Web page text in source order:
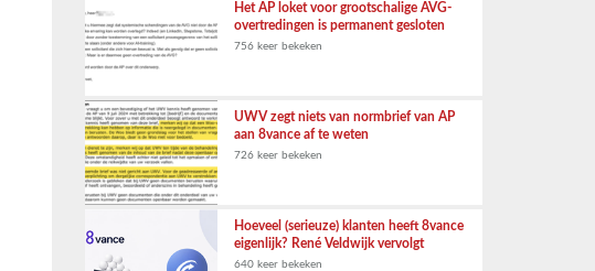
Het AP loket voor grootschalige AVG-
overtredingen is permanent gesloten
756 keer bekeken
UWV zegt niets van normbrief van AP
aan 8vance af te weten
726 keer bekeken
Hoeveel (serieuze) klanten heeft 8vance
eigenlijk? René Veldwijk vervolgt
640 keer bekeken